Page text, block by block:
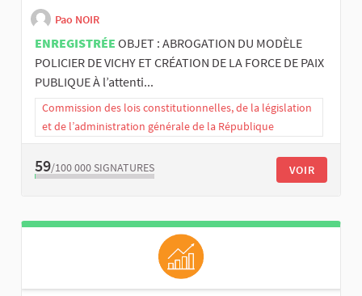
Pao NOIR
ENREGISTRÉE OBJET : ABROGATION DU MODÈLE
POLICIER DE VICHY ET CRÉATION DE LA FORCE DE PAIX
PUBLIQUE À l’attenti...
Commission des lois constitutionnelles, de la législation
et de l’administration générale de la République
59/100 000 SIGNATURES VOIR